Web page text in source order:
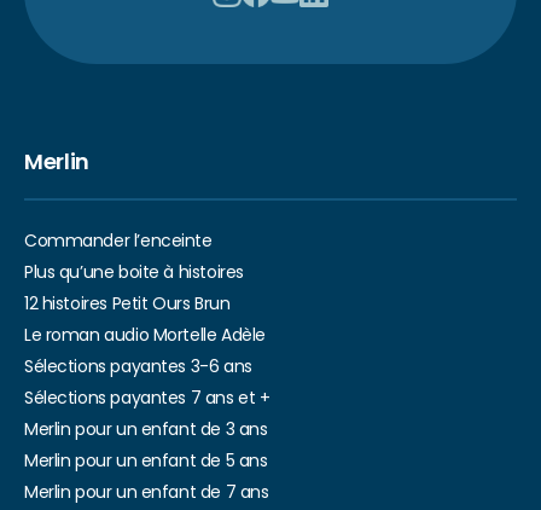
Merlin
Commander l’enceinte
Plus qu’une boite à histoires
12 histoires Petit Ours Brun
Le roman audio Mortelle Adèle
Sélections payantes 3-6 ans
Sélections payantes 7 ans et +
Merlin pour un enfant de 3 ans
Merlin pour un enfant de 5 ans
Merlin pour un enfant de 7 ans